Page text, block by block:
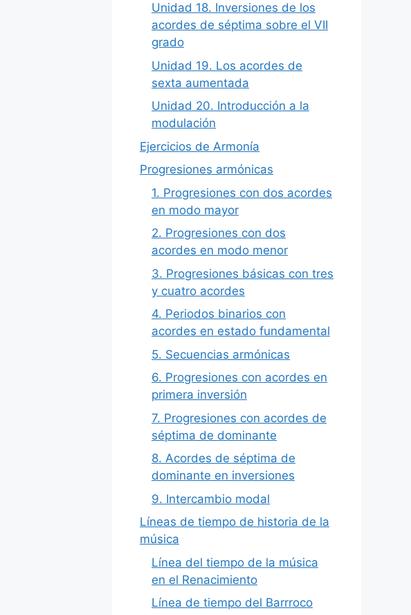
Unidad 18. Inversiones de los
acordes de séptima sobre el VII
grado
Unidad 19. Los acordes de
sexta aumentada
Unidad 20. Introducción a la
modulación
Ejercicios de Armonía
Progresiones armónicas
1. Progresiones con dos acordes
en modo mayor
2. Progresiones con dos
acordes en modo menor
3. Progresiones básicas con tres
y cuatro acordes
4. Periodos binarios con
acordes en estado fundamental
5. Secuencias armónicas
6. Progresiones con acordes en
primera inversión
7. Progresiones con acordes de
séptima de dominante
8. Acordes de séptima de
dominante en inversiones
9. Intercambio modal
Líneas de tiempo de historia de la
música
Línea del tiempo de la música
en el Renacimiento
Línea de tiempo del Barrroco